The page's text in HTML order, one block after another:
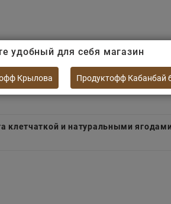
клетчаткой и натуральными ягодами
удобный для себя магазин
Крылова Продуктофф Кабанбай